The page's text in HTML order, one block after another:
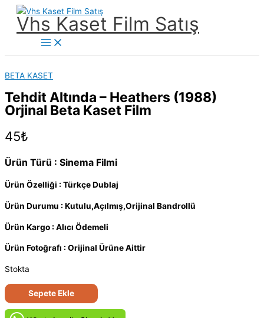
İçeriğe
Vhs Kaset Film Satış
Main
Menu
BETA KASET
Tehdit Altında – Heathers (1988)
Orjinal Beta Kaset Film
45₺
Ürün Türü : Sinema Filmi
Ürün Özelliği : Türkçe Dublaj
Ürün Durumu : Kutulu,Açılmış,Orijinal Bandrollü
Ürün Kargo : Alıcı Ödemeli
Ürün Fotoğrafı : Orijinal Ürüne Aittir
Stokta
Tehdit
Altında
Sepete Ekle